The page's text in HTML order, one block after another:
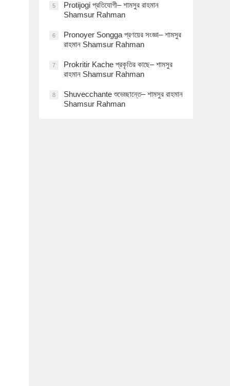
5
Protijogi প্রতিযোগী– শামসুর রাহমান
Shamsur Rahman
6
Pronoyer Songga প্রণয়ের সংজ্ঞা– শামসুর
রাহমান Shamsur Rahman
7
Prokritir Kache প্রকৃতির কাছে– শামসুর
রাহমান Shamsur Rahman
8
Shuvecchante শুভেচ্ছান্তে– শামসুর রাহমান
Shamsur Rahman